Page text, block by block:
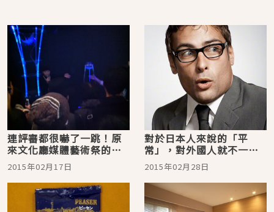
連評審都很嚇了一跳！原
來文化廳媒體藝術祭的
「妖怪手錶」隱藏在這
裡！
2015年02月17日
對於日本人來說的「平
常」，對外國人就不一定
了。。。10個日本獨特的
文化以及習慣
2015年02月28日